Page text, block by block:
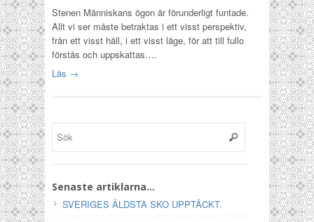
Stenen Människans ögon är förunderligt funtade.
Allt vi ser måste betraktas i ett visst perspektiv,
från ett visst håll, i ett visst läge, för att till fullo
förstås och uppskattas….
Läs →
Senaste artiklarna…
SVERIGES ÄLDSTA SKO UPPTÄCKT.